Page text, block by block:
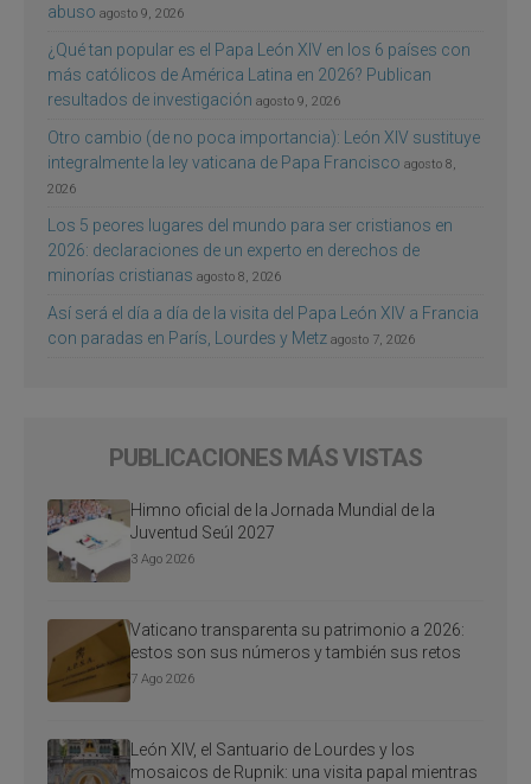
abuso agosto 9, 2026
¿Qué tan popular es el Papa León XIV en los 6 países con
más católicos de América Latina en 2026? Publican
resultados de investigación agosto 9, 2026
Otro cambio (de no poca importancia): León XIV sustituye
integralmente la ley vaticana de Papa Francisco agosto 8,
2026
Los 5 peores lugares del mundo para ser cristianos en
2026: declaraciones de un experto en derechos de
minorías cristianas agosto 8, 2026
Así será el día a día de la visita del Papa León XIV a Francia
con paradas en París, Lourdes y Metz agosto 7, 2026
PUBLICACIONES MÁS VISTAS
Himno oficial de la Jornada Mundial de la
Juventud Seúl 2027
3 Ago 2026
Vaticano transparenta su patrimonio a 2026:
estos son sus números y también sus retos
7 Ago 2026
León XIV, el Santuario de Lourdes y los
mosaicos de Rupnik: una visita papal mientras